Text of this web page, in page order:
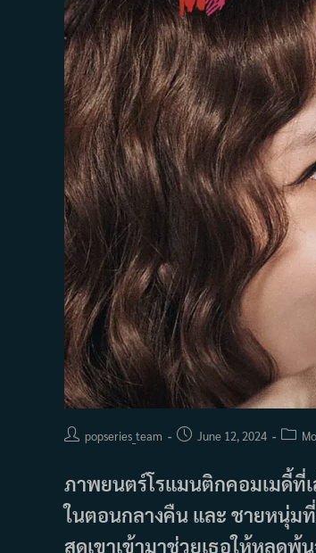
Postpopseries_team
Post June 12, 2024
Post
ภาพยนตร์โรแมนติกคอมเมดี้ที่
ในตอนกลางคืน และ ชายหนุ่ม
สุดเขาเข้ามาช่วยเธอให้หลุดพ้